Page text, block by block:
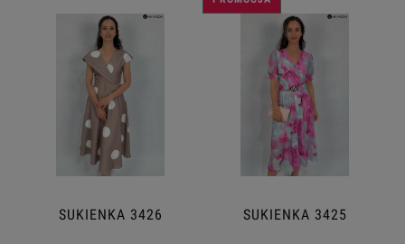
SUKIENKA 3426 SUKIENKA 3425